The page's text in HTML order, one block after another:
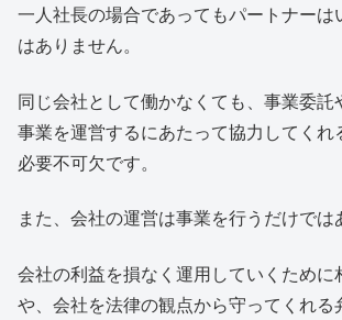
一人社長の場合であってもパートナーは
はありません。
同じ会社として働かなくても、事業委
事業を運営するにあたって協力してくれ
必要不可欠です。
また、会社の運営は事業を行うだけでは
会社の利益を損なく運用していくために
や、会社を法律の観点から守ってくれる